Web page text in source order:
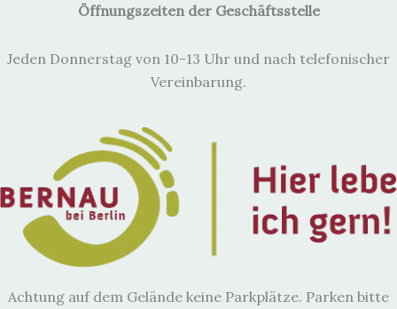
Öffnungszeiten der Geschäftsstelle
Jeden Donnerstag von 10-13 Uhr und nach telefonischer
Vereinbarung.
Achtung auf dem Gelände keine Parkplätze. Parken bitte